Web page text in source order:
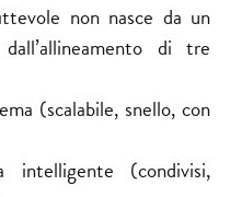
non nasce da un
di tre
(scalabile, snello, con
(condivisi,